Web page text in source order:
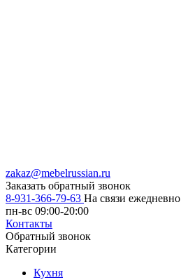
zakaz@mebelrussian.ru
Заказать обратный звонок
8-931-366-79-63 На связи ежедневно
пн-вс 09:00-20:00
Контакты
Обратный звонок
Категории
Кухня